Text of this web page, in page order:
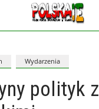
Wydarzenia
polityk z